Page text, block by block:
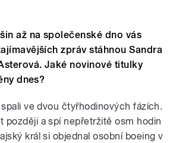
až na společenské dno vás
zpráv stáhnou Sandra
Jaké novinové titulky
dnes?
ve dvou čtyřhodinových fázích.
později a spí nepřetržitě osm hodin
král si objednal osobní boeing v